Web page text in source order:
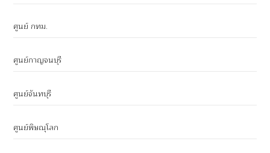
ศูนย์ กทม.
ศูนย์กาญจนบุรี
ศูนย์จันทบุรี
ศูนย์พิษณุโลก